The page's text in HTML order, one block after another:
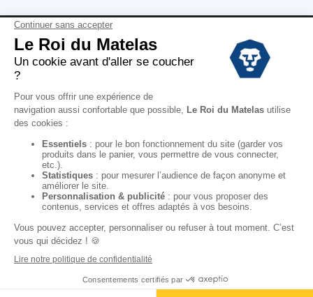
Conditions des offres
Black Friday
Destockage
Conditions Générales de vente magasin
Conditions Générales de vente internet
Mentions Légales
Données personnelles
Codes promo Le Roi du Matelas
Copyright © 2022. All rights reserved.